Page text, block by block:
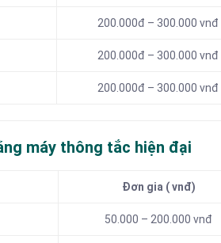
200.000đ – 300.000 vnđ
200.000đ – 300.000 vnđ
200.000đ – 300.000 vnđ
máy thông tắc hiện đại
Đơn gia ( vnđ)
50.000 – 200.000 vnđ